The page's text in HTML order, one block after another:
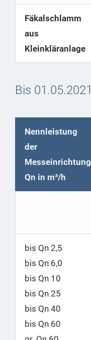
Fäkalschlamm
aus
Kleinkläranlage
Bis 01.05.2021
Nennleistung
der
Messeinrichtung
Qn in m³/h
bis Qn 2,5
bis Qn 6,0
bis Qn 10
bis Qn 25
bis Qn 40
bis Qn 60